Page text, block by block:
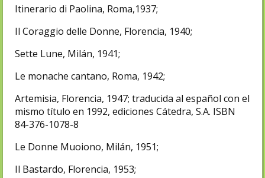
Itinerario di Paolina, Roma,1937;
Il Coraggio delle Donne, Florencia, 1940;
Sette Lune, Milán, 1941;
Le monache cantano, Roma, 1942;
Artemisia, Florencia, 1947; traducida al español con el
mismo título en 1992, ediciones Cátedra, S.A. ISBN
84-376-1078-8
Le Donne Muoiono, Milán, 1951;
Il Bastardo, Florencia, 1953;